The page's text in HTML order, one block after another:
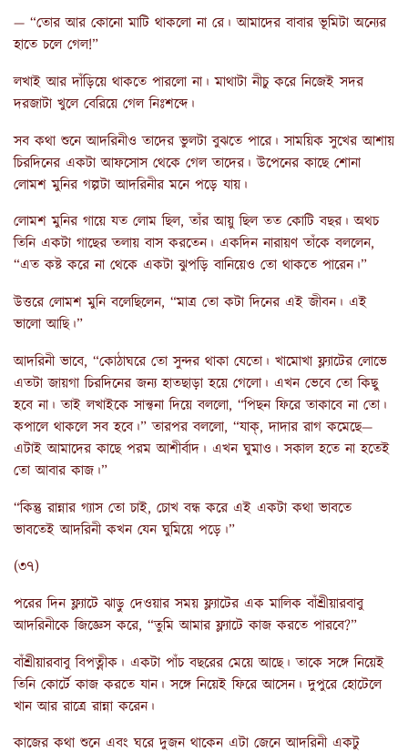
— “তোর আর কোনো মাটি থাকলো না রে। আমাদের বাবার ভূমিটা অন্যের
হাতে চলে গেল!”
লখাই আর দাঁড়িয়ে থাকতে পারলো না। মাথাটা নীচু করে নিজেই সদর
দরজাটা খুলে বেরিয়ে গেল নিঃশব্দে।
সব কথা শুনে আদরিনীও তাদের ভুলটা বুঝতে পারে। সাময়িক সুখের আশায়
চিরদিনের একটা আফসোস থেকে গেল তাদের। উপেনের কাছে শোনা
লোমশ মুনির গল্পটা আদরিনীর মনে পড়ে যায়।
লোমশ মুনির গায়ে যত লোম ছিল, তাঁর আয়ু ছিল তত কোটি বছর। অথচ
তিনি একটা গাছের তলায় বাস করতেন। একদিন নারায়ণ তাঁকে বললেন,
“এত কষ্ট করে না থেকে একটা ঝুপড়ি বানিয়েও তো থাকতে পারেন।”
উত্তরে লোমশ মুনি বলেছিলেন, “মাত্র তো কটা দিনের এই জীবন। এই
ভালো আছি।”
আদরিনী ভাবে, “কোঠাঘরে তো সুন্দর থাকা যেতো। খামোখা ফ্ল্যাটের লোভে
এতটা জায়গা চিরদিনের জন্য হাতছাড়া হয়ে গেলো। এখন ভেবে তো কিছু
হবে না। তাই লখাইকে সান্ত্বনা দিয়ে বললো, “পিছন ফিরে তাকাবে না তো।
কপালে থাকলে সব হবে।” তারপর বললো, “যাক্, দাদার রাগ কমেছে—
এটাই আমাদের কাছে পরম আশীর্বাদ। এখন ঘুমাও। সকাল হতে না হতেই
তো আবার কাজ।”
“কিন্তু রান্নার গ্যাস তো চাই, চোখ বন্ধ করে এই একটা কথা ভাবতে
ভাবতেই আদরিনী কখন যেন ঘুমিয়ে পড়ে।”
(৩৭)
পরের দিন ফ্ল্যাটে ঝাড়ু দেওয়ার সময় ফ্ল্যাটের এক মালিক বাঁশ্রীয়ারবাবু
আদরিনীকে জিজ্ঞেস করে, “তুমি আমার ফ্ল্যাটে কাজ করতে পারবে?”
বাঁশ্রীয়ারবাবু বিপত্নীক। একটা পাঁচ বছরের মেয়ে আছে। তাকে সঙ্গে নিয়েই
তিনি কোর্টে কাজ করতে যান। সঙ্গে নিয়েই ফিরে আসেন। দুপুরে হোটেলে
খান আর রাত্রে রান্না করেন।
কাজের কথা শুনে এবং ঘরে দুজন থাকেন এটা জেনে আদরিনী একটু